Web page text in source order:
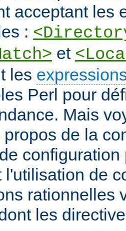
acceptant les
:
et
les
Perl pour
Mais
propos de la
l'utilisation de
rationnelles
les